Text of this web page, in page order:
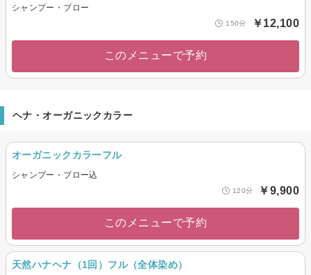
シャンプー・ブロー
150分 ￥12,100
このメニューで予約
ヘナ・オーガニックカラー
オーガニックカラーフル
シャンプー・ブロー込
120分 ￥9,900
このメニューで予約
天然ハナヘナ（1回）フル（全体染め）